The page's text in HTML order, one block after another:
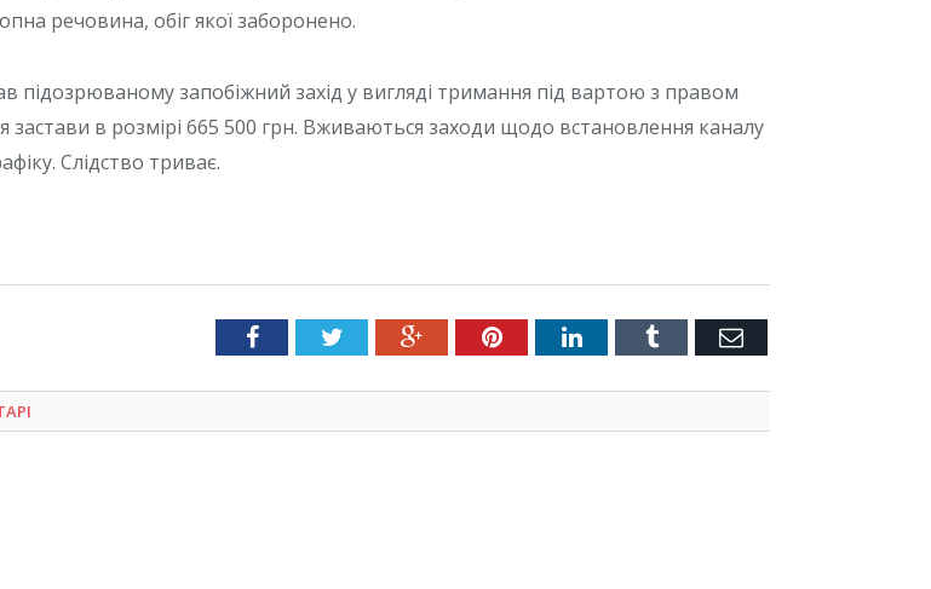
речовина, обіг якої заборонено.
підозрюваному запобіжний захід у вигляді тримання під вартою з правом
застави в розмірі 665 500 грн. Вживаються заходи щодо встановлення каналу
Слідство триває.
FacebookTwitter Google+PinterestLinkedInTumblr Емейл